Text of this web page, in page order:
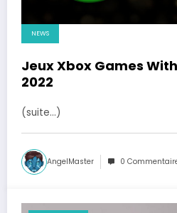
NEWS
Jeux Xbox Games
2022
(suite…)
AngelMaster 0